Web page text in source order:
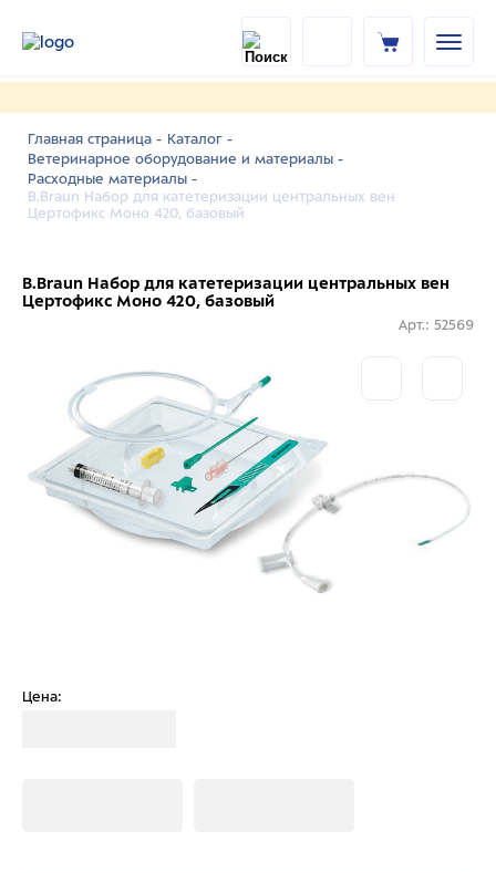
Главная страница - Каталог -
Ветеринарное оборудование и материалы -
Расходные материалы -
B.Braun Набор для катетеризации центральных вен
Цертофикс Моно 420, базовый
B.Braun Набор для катетеризации центральных вен
Цертофикс Моно 420, базовый
Арт.: 52569
Цена: